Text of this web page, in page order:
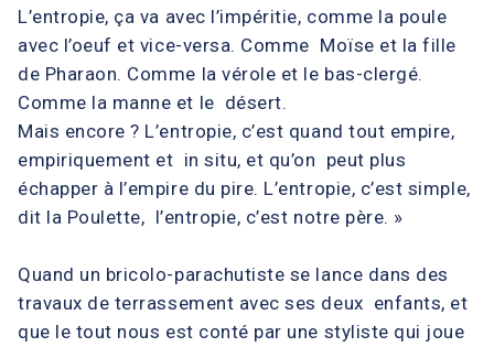
L’entropie, ça va avec l’impéritie, comme la poule
avec l’oeuf et vice-versa. Comme Moïse et la fille
de Pharaon. Comme la vérole et le bas-clergé.
Comme la manne et le désert.
Mais encore ? L’entropie, c’est quand tout empire,
empiriquement et in situ, et qu’on peut plus
échapper à l’empire du pire. L’entropie, c’est simple,
dit la Poulette, l’entropie, c’est notre père. »
Quand un bricolo-parachutiste se lance dans des
travaux de terrassement avec ses deux enfants, et
que le tout nous est conté par une styliste qui joue